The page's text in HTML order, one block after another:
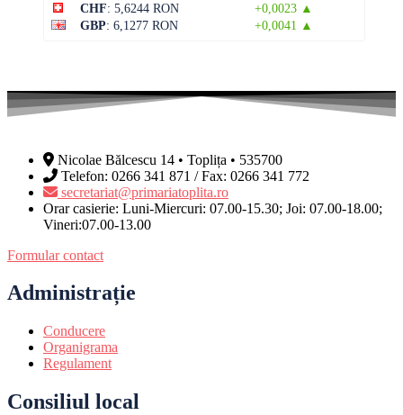
CHF: 5,6244 RON
+0,0023 ▲
GBP: 6,1277 RON +0,0041 ▲
Nicolae Bălcescu 14 • Toplița • 535700
Telefon: 0266 341 871 / Fax: 0266 341 772
secretariat@primariatoplita.ro
Orar casierie: Luni-Miercuri: 07.00-15.30; Joi: 07.00-18.00;
Vineri:07.00-13.00
Formular contact
Administrație
Conducere
Organigrama
Regulament
Consiliul local